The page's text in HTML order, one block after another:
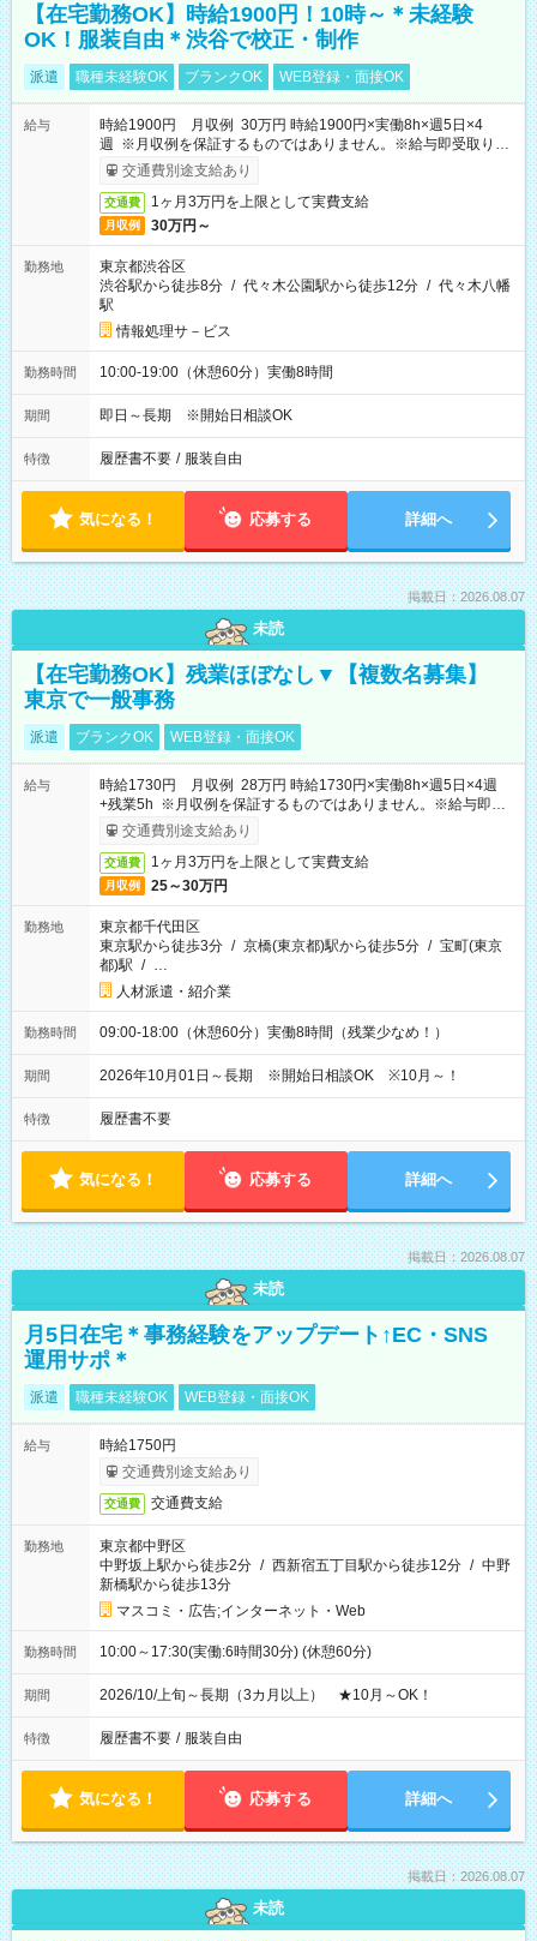
【在宅勤務OK】時給1900円！10時～＊未経験
OK！服装自由＊渋谷で校正・制作
派遣 職種未経験OK ブランクOK WEB登録・面接OK
給与
時給1900円 月収例 30万円 時給1900円×実働8h×週5日×4
週 ※月収例を保証するものではありません。※給与即受取りサ
ービス利用可（利用条件有）
交通費別途支給あり
交通費 1ヶ月3万円を上限として実費支給
月収例 30万円～
勤務地
東京都渋谷区
渋谷駅から徒歩8分 / 代々木公園駅から徒歩12分 / 代々木八幡
駅
情報処理サ－ビス
勤務時間 10:00-19:00（休憩60分）実働8時間
期間 即日～長期 ※開始日相談OK
特徴 履歴書不要 / 服装自由
気になる！ 応募する 詳細へ
掲載日：2026.08.07
未読
【在宅勤務OK】残業ほぼなし▼【複数名募集】
東京で一般事務
派遣 ブランクOK WEB登録・面接OK
給与
時給1730円 月収例 28万円 時給1730円×実働8h×週5日×4週
+残業5h ※月収例を保証するものではありません。※給与即受
取りサービス利用可（利用条件有）
交通費別途支給あり
交通費 1ヶ月3万円を上限として実費支給
月収例 25～30万円
勤務地
東京都千代田区
東京駅から徒歩3分 / 京橋(東京都)駅から徒歩5分 / 宝町(東京
都)駅 / …
人材派遣・紹介業
勤務時間 09:00-18:00（休憩60分）実働8時間（残業少なめ！）
期間 2026年10月01日～長期 ※開始日相談OK ※10月～！
特徴 履歴書不要
気になる！ 応募する 詳細へ
掲載日：2026.08.07
未読
月5日在宅＊事務経験をアップデート↑EC・SNS
運用サポ＊
派遣 職種未経験OK WEB登録・面接OK
給与
時給1750円
交通費別途支給あり
交通費 交通費支給
勤務地
東京都中野区
中野坂上駅から徒歩2分 / 西新宿五丁目駅から徒歩12分 / 中野
新橋駅から徒歩13分
マスコミ・広告;インターネット・Web
勤務時間 10:00～17:30(実働:6時間30分) (休憩60分)
期間 2026/10/上旬～長期（3カ月以上） ★10月～OK！
特徴 履歴書不要 / 服装自由
気になる！ 応募する 詳細へ
掲載日：2026.08.07
未読